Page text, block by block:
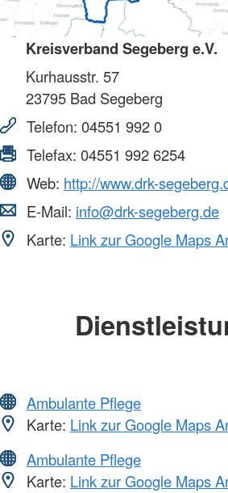
Kreisverband Segeberg e.V.
Kurhausstr. 57
23795 Bad Segeberg
Telefon: 04551 992 0
Telefax: 04551 992 6254
Web: http://www.drk-
E-Mail: info@drk-segeberg.de
Karte: Link zur Google Maps
Ambulante Pflege
Karte: Link zur Google Maps
Ambulante Pflege
Karte: Link zur Google Maps